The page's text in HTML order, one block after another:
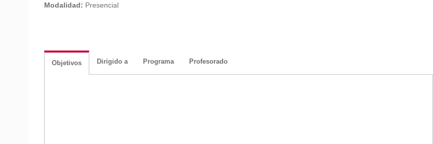
Modalidad: Presencial
Objetivos Dirigido a Programa Profesorado